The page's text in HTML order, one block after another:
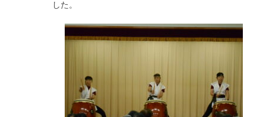
した。